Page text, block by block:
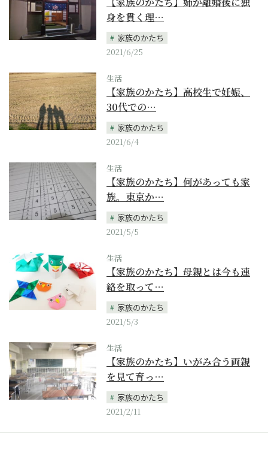
身を貫く理…
家族のかたち
2021/6/25
生活
【家族のかたち】高校生で妊娠、
30代での…
家族のかたち
2021/6/4
生活
【家族のかたち】何があっても家
族。東京か…
家族のかたち
2021/5/5
生活
【家族のかたち】母親とは今も連
絡を取って…
家族のかたち
2021/5/3
生活
【家族のかたち】いがみ合う両親
を見て育っ…
家族のかたち
2021/2/11